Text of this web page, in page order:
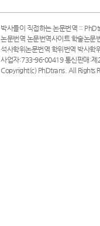
박사들이 직접하는 논문번역 ::
논문번역 논문번역사이트 학술논문
석사학위논문번역 학위번역 박사학
사업자:733-96-00419 통신판매:제
Copyright(c) PhDtrans. All Rights